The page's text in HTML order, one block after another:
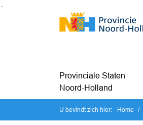
Ga naar de inhoud van deze pagina
Ga naar het zoeken
Provinciale Staten
Noord-Holland
U bevindt zich hier: Home